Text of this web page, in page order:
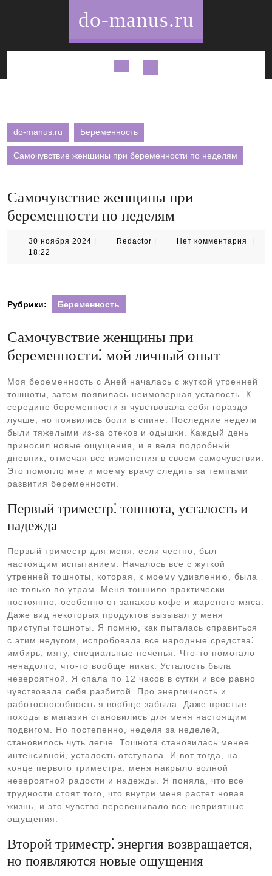
do-manus.ru
Кнопка
do-manus.ru Беременность
Самочувствие женщины при беременности по неделям
Самочувствие женщины при
беременности по неделям
30 ноября 2024 30
Redactor RedactorНет комментария
18:22
Рубрики: Беременность
Самочувствие женщины при
беременности⁚ мой личный опыт
Моя беременность с Аней началась с жуткой утренней
тошноты, затем появилась неимоверная усталость. К
середине беременности я чувствовала себя гораздо
лучше, но появились боли в спине. Последние недели
были тяжелыми из-за отеков и одышки. Каждый день
приносил новые ощущения, и я вела подробный
дневник, отмечая все изменения в своем самочувствии.
Это помогло мне и моему врачу следить за темпами
развития беременности.
Первый триместр⁚ тошнота, усталость и
надежда
Первый триместр для меня, если честно, был
настоящим испытанием. Началось все с жуткой
утренней тошноты, которая, к моему удивлению, была
не только по утрам. Меня тошнило практически
постоянно, особенно от запахов кофе и жареного мяса.
Даже вид некоторых продуктов вызывал у меня
приступы тошноты. Я помню, как пыталась справиться
с этим недугом, испробовала все народные средства⁚
имбирь, мяту, специальные печенья. Что-то помогало
ненадолго, что-то вообще никак. Усталость была
невероятной. Я спала по 12 часов в сутки и все равно
чувствовала себя разбитой. Про энергичность и
работоспособность я вообще забыла. Даже простые
походы в магазин становились для меня настоящим
подвигом. Но постепенно, неделя за неделей,
становилось чуть легче. Тошнота становилась менее
интенсивной, усталость отступала. И вот тогда, на
конце первого триместра, меня накрыло волной
невероятной радости и надежды. Я поняла, что все
трудности стоят того, что внутри меня растет новая
жизнь, и это чувство перевешивало все неприятные
ощущения.
Второй триместр⁚ энергия возвращается,
но появляются новые ощущения